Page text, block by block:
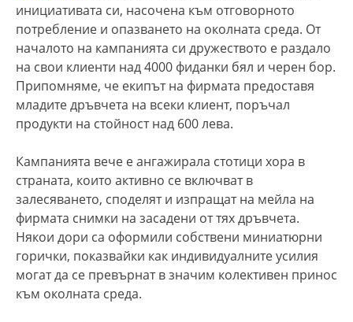
инициативата си, насочена към отговорното
потребление и опазването на околната среда. От
началото на кампанията си дружеството е раздало
на свои клиенти над 4000 фиданки бял и черен бор.
Припомняме, че екипът на фирмата предоставя
младите дръвчета на всеки клиент, поръчал
продукти на стойност над 600 лева.
Кампанията вече е ангажирала стотици хора в
страната, които активно се включват в
залесяването, споделят и изпращат на мейла на
фирмата снимки на засадени от тях дръвчета.
Някои дори са оформили собствени миниатюрни
горички, показвайки как индивидуалните усилия
могат да се превърнат в значим колективен принос
към околната среда.